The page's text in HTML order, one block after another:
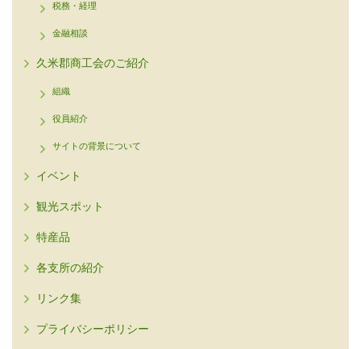
税務・経理
金融相談
久米郡商工会のご紹介
組織
役員紹介
サイトの背景について
イベント
観光スポット
特産品
各支所の紹介
リンク集
プライバシーポリシー